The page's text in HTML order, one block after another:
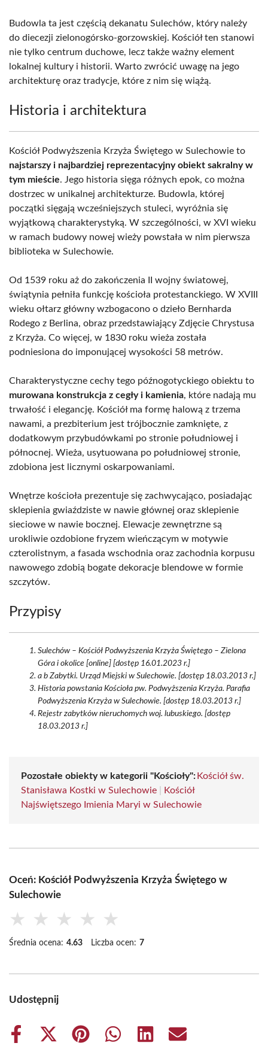
Budowla ta jest częścią dekanatu Sulechów, który należy
do diecezji zielonogórsko-gorzowskiej. Kościół ten stanowi
nie tylko centrum duchowe, lecz także ważny element
lokalnej kultury i historii. Warto zwrócić uwagę na jego
architekturę oraz tradycje, które z nim się wiążą.
Historia i architektura
Kościół Podwyższenia Krzyża Świętego w Sulechowie to
najstarszy i najbardziej reprezentacyjny obiekt sakralny w
tym mieście. Jego historia sięga różnych epok, co można
dostrzec w unikalnej architekturze. Budowla, której
początki sięgają wcześniejszych stuleci, wyróżnia się
wyjątkową charakterystyką. W szczególności, w XVI wieku
w ramach budowy nowej wieży powstała w nim pierwsza
biblioteka w Sulechowie.
Od 1539 roku aż do zakończenia II wojny światowej,
świątynia pełniła funkcję kościoła protestanckiego. W XVIII
wieku ołtarz główny wzbogacono o dzieło Bernharda
Rodego z Berlina, obraz przedstawiający Zdjęcie Chrystusa
z Krzyża. Co więcej, w 1830 roku wieża została
podniesiona do imponującej wysokości 58 metrów.
Charakterystyczne cechy tego późnogotyckiego obiektu to
murowana konstrukcja z cegły i kamienia, które nadają mu
trwałość i elegancję. Kościół ma formę halową z trzema
nawami, a prezbiterium jest trójbocznie zamknięte, z
dodatkowym przybudówkami po stronie południowej i
północnej. Wieża, usytuowana po południowej stronie,
zdobiona jest licznymi oskarpowaniami.
Wnętrze kościoła prezentuje się zachwycająco, posiadając
sklepienia gwiaździste w nawie głównej oraz sklepienie
sieciowe w nawie bocznej. Elewacje zewnętrzne są
urokliwie ozdobione fryzem wieńczącym w motywie
czterolistnym, a fasada wschodnia oraz zachodnia korpusu
nawowego zdobią bogate dekoracje blendowe w formie
szczytów.
Przypisy
Sulechów – Kościół Podwyższenia Krzyża Świętego – Zielona
Góra i okolice [online] [dostęp 16.01.2023 r.]
a b Zabytki. Urząd Miejski w Sulechowie. [dostęp 18.03.2013 r.]
Historia powstania Kościoła pw. Podwyższenia Krzyża. Parafia
Podwyższenia Krzyża w Sulechowie. [dostęp 18.03.2013 r.]
Rejestr zabytków nieruchomych woj. lubuskiego. [dostęp
18.03.2013 r.]
Pozostałe obiekty w kategorii "Kościoły": Kościół św.
Stanisława Kostki w Sulechowie
Kościół
Najświętszego Imienia Maryi w Sulechowie
Oceń: Kościół Podwyższenia Krzyża Świętego w
Sulechowie
★ ★ ★ ★ ★
Średnia ocena: 4.63 Liczba ocen: 7
Udostępnij
Share
Share
Share
Share
Share
Share